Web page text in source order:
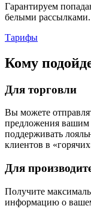
Гарантируем
белыми рассылками.
Тарифы
Кому
Для торговли
Вы можете
предложения вашим
поддерживать
клиентов в
Для
Получите
информацию о